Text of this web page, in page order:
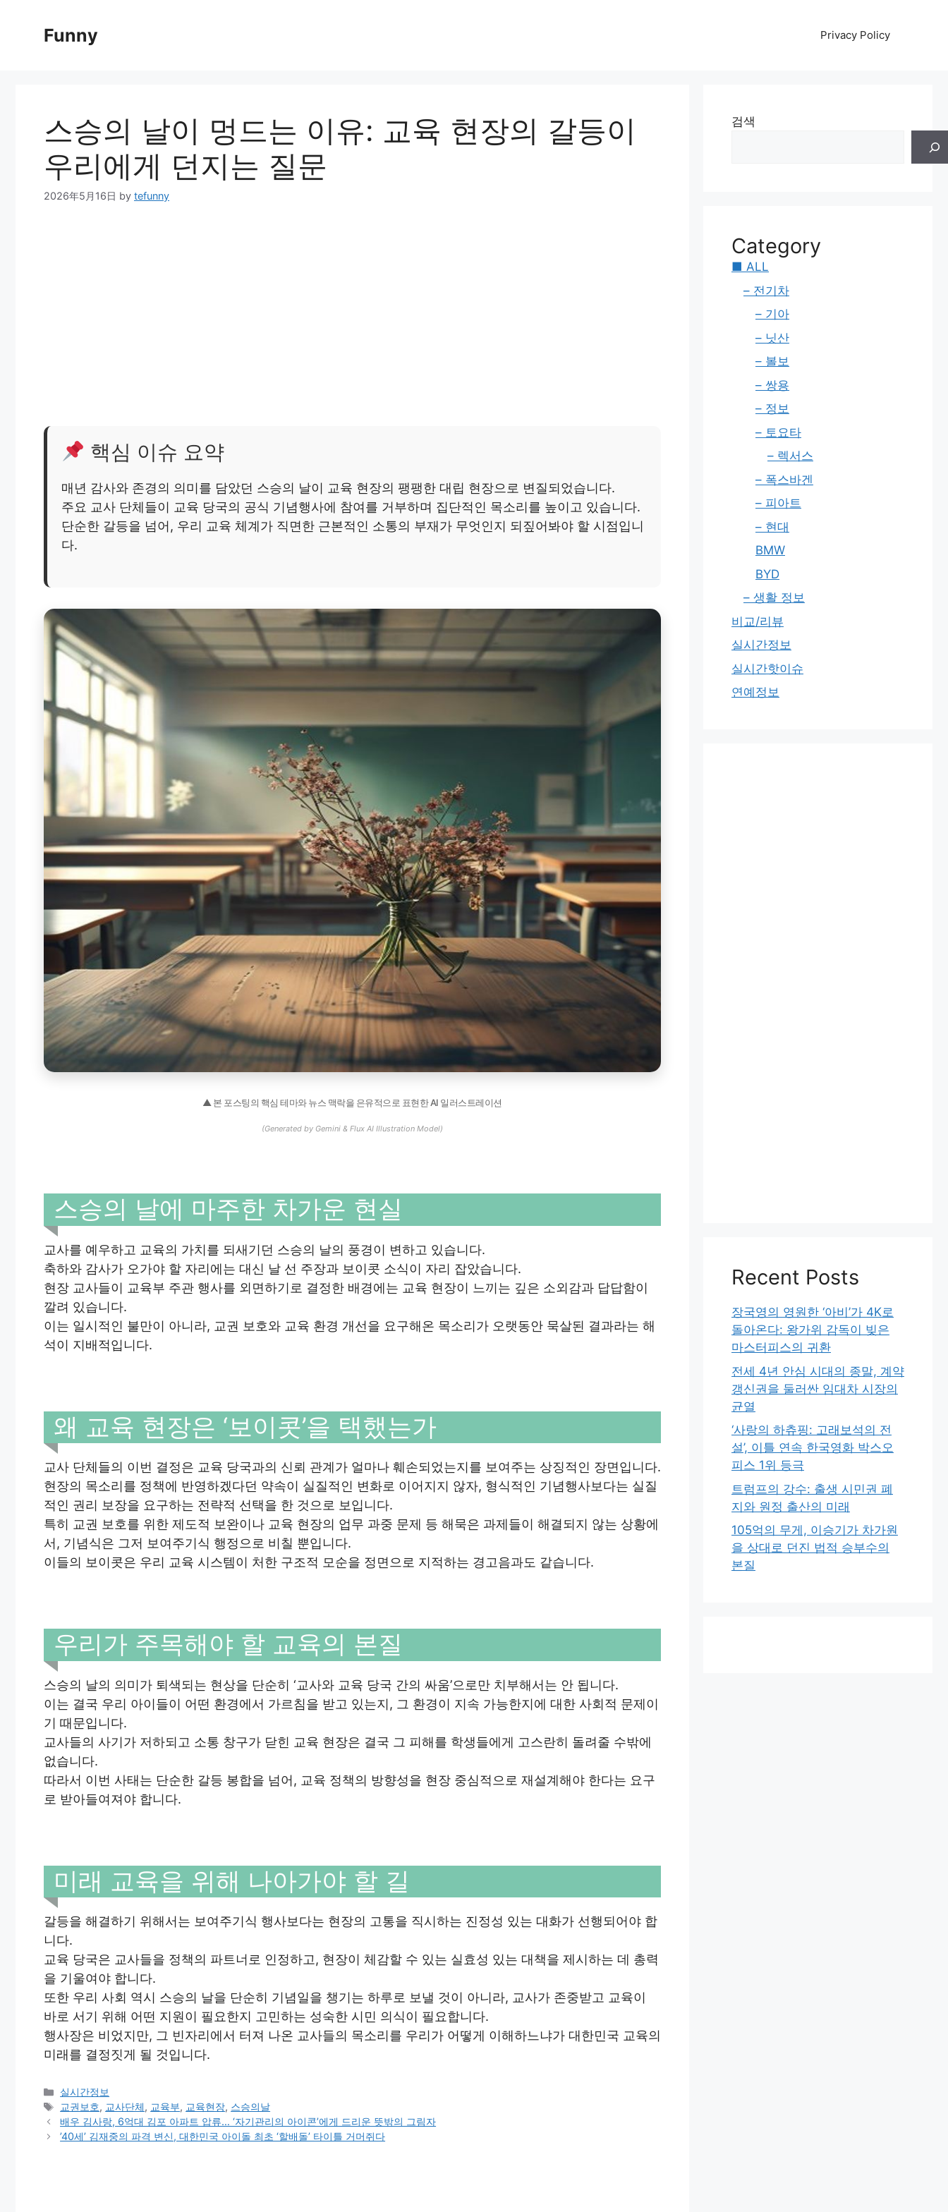
Funny Privacy Policy
스승의 날이 멍드는 이유: 교육 현장의 갈등이
우리에게 던지는 질문
2026年5月16日 by tefunny
핵심 이슈 요약
매년 감사와 존경의 의미를 담았던 스승의 날이 교육 현장의 팽팽한 대립 현장으로 변질되었습니다.
주요 교사 단체들이 교육 당국의 공식 기념행사에 참여를 거부하며 집단적인 목소리를 높이고 있습니다.
단순한 갈등을 넘어, 우리 교육 체계가 직면한 근본적인 소통의 부재가 무엇인지 되짚어봐야 할 시점입니
다.
▲ 본 포스팅의 핵심 테마와 뉴스 맥락을 은유적으로 표현한 AI 일러스트레이션
(Generated by Gemini & Flux AI Illustration Model)
스승의 날에 마주한 차가운 현실
교사를 예우하고 교육의 가치를 되새기던 스승의 날의 풍경이 변하고 있습니다.
축하와 감사가 오가야 할 자리에는 대신 날 선 주장과 보이콧 소식이 자리 잡았습니다.
현장 교사들이 교육부 주관 행사를 외면하기로 결정한 배경에는 교육 현장이 느끼는 깊은 소외감과 답답함이
깔려 있습니다.
이는 일시적인 불만이 아니라, 교권 보호와 교육 환경 개선을 요구해온 목소리가 오랫동안 묵살된 결과라는 해
석이 지배적입니다.
왜 교육 현장은 ‘보이콧’을 택했는가
교사 단체들의 이번 결정은 교육 당국과의 신뢰 관계가 얼마나 훼손되었는지를 보여주는 상징적인 장면입니다.
현장의 목소리를 정책에 반영하겠다던 약속이 실질적인 변화로 이어지지 않자, 형식적인 기념행사보다는 실질
적인 권리 보장을 요구하는 전략적 선택을 한 것으로 보입니다.
특히 교권 보호를 위한 제도적 보완이나 교육 현장의 업무 과중 문제 등 해묵은 과제들이 해결되지 않는 상황에
서, 기념식은 그저 보여주기식 행정으로 비칠 뿐입니다.
이들의 보이콧은 우리 교육 시스템이 처한 구조적 모순을 정면으로 지적하는 경고음과도 같습니다.
우리가 주목해야 할 교육의 본질
스승의 날의 의미가 퇴색되는 현상을 단순히 ‘교사와 교육 당국 간의 싸움’으로만 치부해서는 안 됩니다.
이는 결국 우리 아이들이 어떤 환경에서 가르침을 받고 있는지, 그 환경이 지속 가능한지에 대한 사회적 문제이
기 때문입니다.
교사들의 사기가 저하되고 소통 창구가 닫힌 교육 현장은 결국 그 피해를 학생들에게 고스란히 돌려줄 수밖에
없습니다.
따라서 이번 사태는 단순한 갈등 봉합을 넘어, 교육 정책의 방향성을 현장 중심적으로 재설계해야 한다는 요구
로 받아들여져야 합니다.
미래 교육을 위해 나아가야 할 길
갈등을 해결하기 위해서는 보여주기식 행사보다는 현장의 고통을 직시하는 진정성 있는 대화가 선행되어야 합
니다.
교육 당국은 교사들을 정책의 파트너로 인정하고, 현장이 체감할 수 있는 실효성 있는 대책을 제시하는 데 총력
을 기울여야 합니다.
또한 우리 사회 역시 스승의 날을 단순히 기념일을 챙기는 하루로 보낼 것이 아니라, 교사가 존중받고 교육이
바로 서기 위해 어떤 지원이 필요한지 고민하는 성숙한 시민 의식이 필요합니다.
행사장은 비었지만, 그 빈자리에서 터져 나온 교사들의 목소리를 우리가 어떻게 이해하느냐가 대한민국 교육의
미래를 결정짓게 될 것입니다.
Categories
실시간정보
Tags
교권보호, 교사단체, 교육부, 교육현장, 스승의날
배우 김사랑, 6억대 김포 아파트 압류… ‘자기관리의 아이콘’에게 드리운 뜻밖의 그림자
’40세’ 김재중의 파격 변신, 대한민국 아이돌 최초 ‘할배돌’ 타이틀 거머쥐다
검색
Category
■ ALL
– 전기차
– 기아
– 닛산
– 볼보
– 쌍용
– 정보
– 토요타
– 렉서스
– 폭스바겐
– 피아트
– 현대
BMW
BYD
– 생활 정보
비교/리뷰
실시간정보
실시간핫이슈
연예정보
Recent Posts
장국영의 영원한 ‘아비’가 4K로
돌아온다: 왕가위 감독이 빚은
마스터피스의 귀환
전세 4년 안심 시대의 종말, 계약
갱신권을 둘러싼 임대차 시장의
균열
‘사랑의 하츄핑: 고래보석의 전
설’, 이틀 연속 한국영화 박스오
피스 1위 등극
트럼프의 강수: 출생 시민권 폐
지와 원정 출산의 미래
105억의 무게, 이승기가 차가원
을 상대로 던진 법적 승부수의
본질